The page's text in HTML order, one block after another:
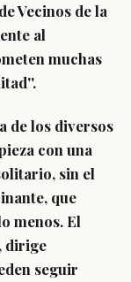
Vecinos de la
al
muchas
de los diversos
con una
sin el
que
menos. El
dirige
seguir